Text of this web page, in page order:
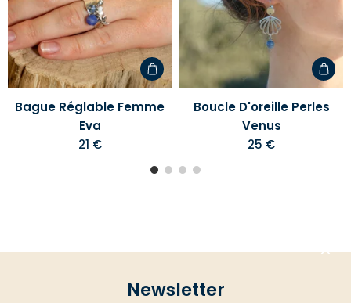
liste
d'envies
Bague Réglable Femme
Eva
21 €
Boucle D'oreille Perles
Venus
25 €
Newsletter